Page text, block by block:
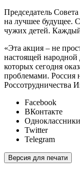
Председатель
на лучшее будущее.
чужих детей. Каждый
«Эта акция – не
настоящей
которых сегодня
проблемами. Россия
Россотрудничества
Facebook
ВКонтакте
Одноклассники
Twitter
Telegram
Версия для печати